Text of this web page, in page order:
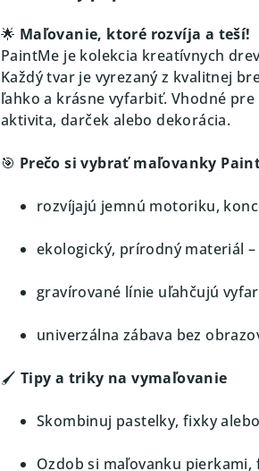
🌟 Maľovanie, ktoré rozvíja a teší!
PaintMe je kolekcia kreatívnych
Každý tvar je vyrezaný z kvalitnej
ľahko a krásne vyfarbiť. Vhodné
aktivita, darček alebo dekorácia.
🎯 Prečo si vybrať maľovanky
rozvíjajú jemnú motoriku,
ekologický, prírodný materiál
gravírované línie uľahčujú
univerzálna zábava bez
🖌️ Tipy a triky na vymaľovanie
Skombinuj pastelky, fixky
Ozdob si maľovanku